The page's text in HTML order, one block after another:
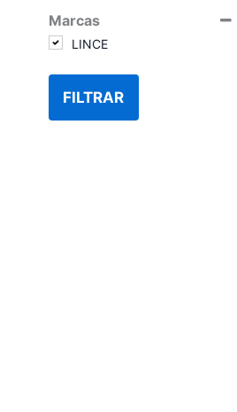
Marcas
LINCE
FILTRAR